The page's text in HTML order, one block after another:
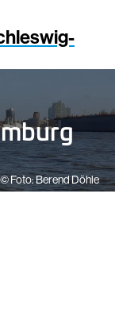
Foto: Berend Döhle